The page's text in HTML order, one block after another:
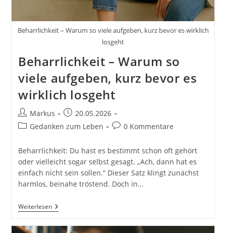
Beharrlichkeit – Warum so viele aufgeben, kurz bevor es wirklich
losgeht
Beharrlichkeit – Warum so
viele aufgeben, kurz bevor es
wirklich losgeht
Beitrags-
Autor:
Markus
Beitrag
veröffentlicht:
20.05.2026
Beitrags-
Gedanken zum Leben
Beitrags-
0 Kommentare
Beharrlichkeit: Du hast es bestimmt schon oft gehört
oder vielleicht sogar selbst gesagt. „Ach, dann hat es
einfach nicht sein sollen.“ Dieser Satz klingt zunächst
harmlos, beinahe tröstend. Doch in…
WeiterlesenBeharrlichkeit
–